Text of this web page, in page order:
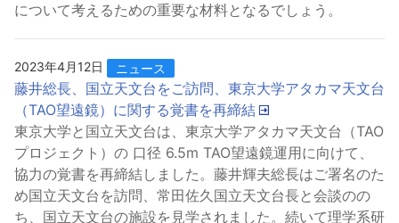
について考えるための重要な材料となるでしょう。
2023年4月12日 ニュース
藤井総長、国立天文台をご訪問、東京大学アタカマ天文台
（TAO望遠鏡）に関する覚書を再締結
東京大学と国立天文台は、東京大学アタカマ天文台（TAO
プロジェクト）の 口径 6.5m TAO望遠鏡運用に向けて、
協力の覚書を再締結しました。藤井輝夫総長はご署名のた
め国立天文台を訪問、常田佐久国立天文台長と会談のの
ち、国立天文台の施設を見学されました。続いて理学系研